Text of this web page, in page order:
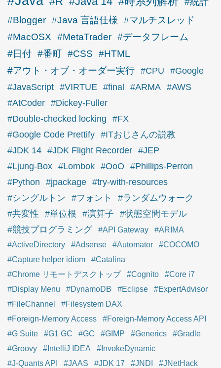
#Blogger #Java 言語仕様
#マルチスレッド
#MacOSX
#MetaTrader #データフレーム
#日付 #番町 #CSS
#HTML
#アウト・オブ・オーダー実行 #CPU
#Google
#JavaScript #VIRTUE #final #ARMA #AWS
#AtCoder #Dickey-Fuller
#Double-checked locking
#FX
#Google Code Prettify #ITおじさんの説教
#JDK 14 #JDK Flight Recorder #JEP
#Ljung-Box #Lombok #OoO
#Phillips-Perron
#Python
#jpackage #try-with-resources
#シングルトン
#フォント
#ランダムウォーク
#共変性
#単位根 #演算子
#状態空間モデル
#競技プログラミング
#API Gateway
#ARIMA
#ActiveDirectory
#Adsense #Automator
#COCOMO
#Capture helper idiom
#Catalina
#Chrome リモートデスクトップ
#Cognito
#Core i7
#Display Menu
#DynamoDB #Eclipse
#ExpertAdvisor
#FileChannel
#Filesystem DAX
#Foreign-Memory Access
#Foreign-Memory Access API
#G Suite
#G1 GC #GC #GIMP #Generics
#Gradle
#Groovy
#IntelliJ IDEA
#InvokeDynamic
#J-Quants API
#JAAS #JDK 17 #JNDI
#JNetHack